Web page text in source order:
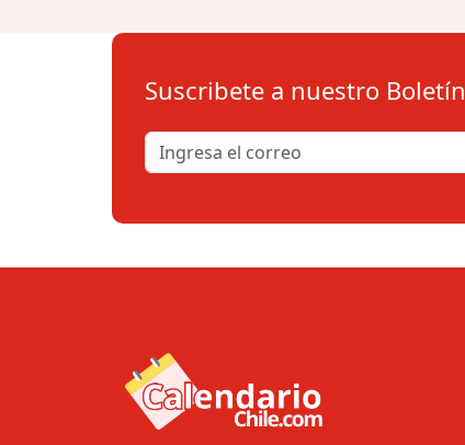
Suscribete a nuestro Boletín